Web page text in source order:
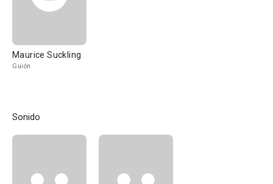
Maurice Suckling
Guión
Sonido